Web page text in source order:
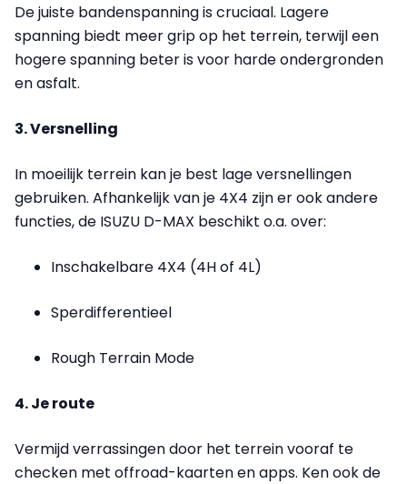
De juiste bandenspanning is cruciaal. Lagere
spanning biedt meer grip op het terrein, terwijl een
hogere spanning beter is voor harde ondergronden
en asfalt.
3. Versnelling
In moeilijk terrein kan je best lage versnellingen
gebruiken. Afhankelijk van je 4X4 zijn er ook andere
functies, de ISUZU D-MAX beschikt o.a. over:
Inschakelbare 4X4 (4H of 4L)
Sperdifferentieel
Rough Terrain Mode
4. Je route
Vermijd verrassingen door het terrein vooraf te
checken met offroad-kaarten en apps. Ken ook de